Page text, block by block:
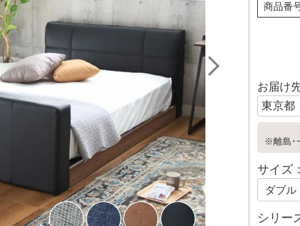
商品番
お届け
※離島･
サイズ：
シリー